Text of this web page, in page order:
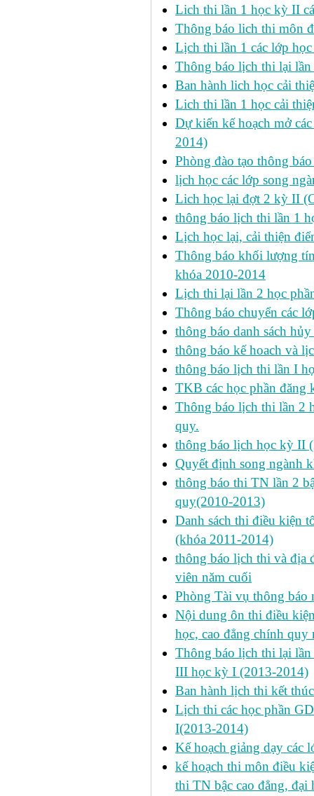
Lich thi lần 1 học kỳ II
Thông báo lich thi môn
Lịch thi lần 1 các lớp
Thông báo lịch thi lại
Ban hành lich học cải
Lich thi lần 1 học cải
Dự kiến kế hoạch mở
2014)
Phòng đào tạo thông
lịch học các lớp song
Lich học lại đợt 2 kỳ II
thông báo lịch thi lần 1
Lịch học lại, cải thiện
Thông báo khối lượng
khóa 2010-2014
Lịch thi lại lần 2 học
Thông báo chuyển các
thông báo danh sách
thông báo kế hoach và
thông báo lịch thi lần I
TKB các học phần
Thông báo lịch thi lần 2
quy.
thông báo lịch học kỳ II
Quyết định song ngành
thông báo thi TN lần 2
quy(2010-2013)
Danh sách thi điều kiện
(khóa 2011-2014)
thông báo lịch thi và địa
viên năm cuối
Phòng Tài vụ thông báo
Nội dung ôn thi điều
học, cao đẳng chính quy
Thông báo lịch thi lại
III học kỳ I (2013-2014)
Ban hành lịch thi kết
Lịch thi các học phần
I(2013-2014)
Kế hoạch giảng dạy các
kế hoạch thi môn điều
thi TN bậc cao đẳng, đại